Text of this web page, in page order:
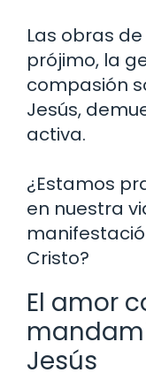
Las obras
prójimo, la
compasión
Jesús,
activa.
¿Estamos
en nuestra
Cristo?
El amor
Jesús